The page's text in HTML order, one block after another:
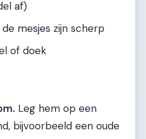
af)
mesjes zijn scherp
of doek
Leg hem op een
bijvoorbeeld een oude